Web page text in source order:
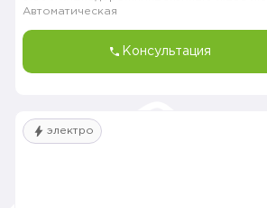
Автоматическая
Консультация
электро